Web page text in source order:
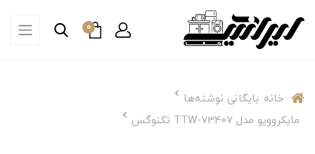
0
خانه بایگانی نوشته‌ها
مایکروویو مدل TTW-73407 تکنوگس